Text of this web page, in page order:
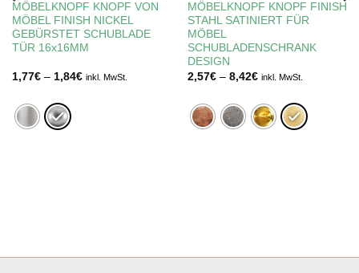
MÖBELKNOPF KNOPF VON
MÖBEL FINISH NICKEL
GEBÜRSTET SCHUBLADE
TÜR 16x16MM
1,77€ – 1,84€Preisspanne:
inkl. MwSt.
MÖBELKNOPF KNOPF FINISH
STAHL SATINIERT FÜR
MÖBEL
SCHUBLADENSCHRANK
DESIGN
2,57€ – 8,42€Preisspanne:
8,42€
inkl. MwSt.